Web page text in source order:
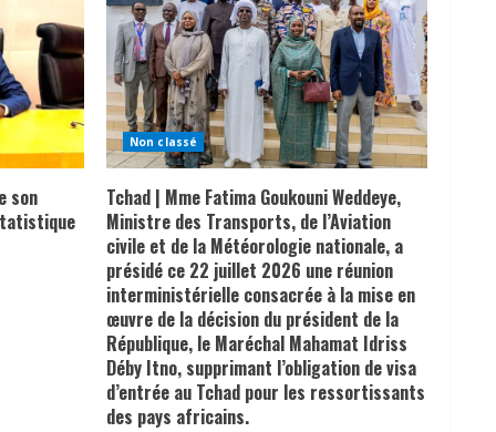
son
Non classé
Tchad | Mme Fatima Goukouni Weddeye,
Ministre des Transports, de l’Aviation
civile et de la Météorologie nationale, a
présidé ce 22 juillet 2026 une réunion
interministérielle consacrée à la mise en
œuvre de la décision du président de la
République, le Maréchal Mahamat Idriss
Déby Itno, supprimant l’obligation de visa
d’entrée au Tchad pour les ressortissants
des pays africains.